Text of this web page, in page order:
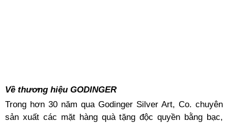
Về thương hiệu GODINGER
Trong hơn 30 năm qua Godinger Silver Art, Co. chuyên
sản xuất các mặt hàng quà tặng độc quyền bằng bạc,